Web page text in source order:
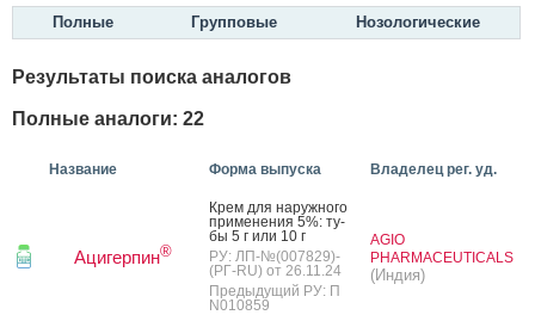
Полные Групповые Нозологические
Результаты поиска аналогов
Полные аналоги: 22
Название Форма выпуска Владелец рег. уд.
Ацигерпин®
Крем для на­руж­но­го
при­мене­ния 5%: ту­
бы 5 г или 10 г
РУ: ЛП-№(007829)-
(РГ-RU) от 26.11.24
Предыдущий РУ: П
N010859
AGIO
PHARMACEUTICALS
(Индия)